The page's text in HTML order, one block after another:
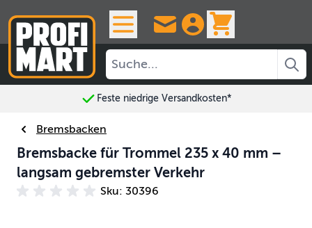
Feste niedrige Versandkosten*
Bremsbacken
Bremsbacke für Trommel 235 x 40 mm –
langsam gebremster Verkehr
Sku: 30396